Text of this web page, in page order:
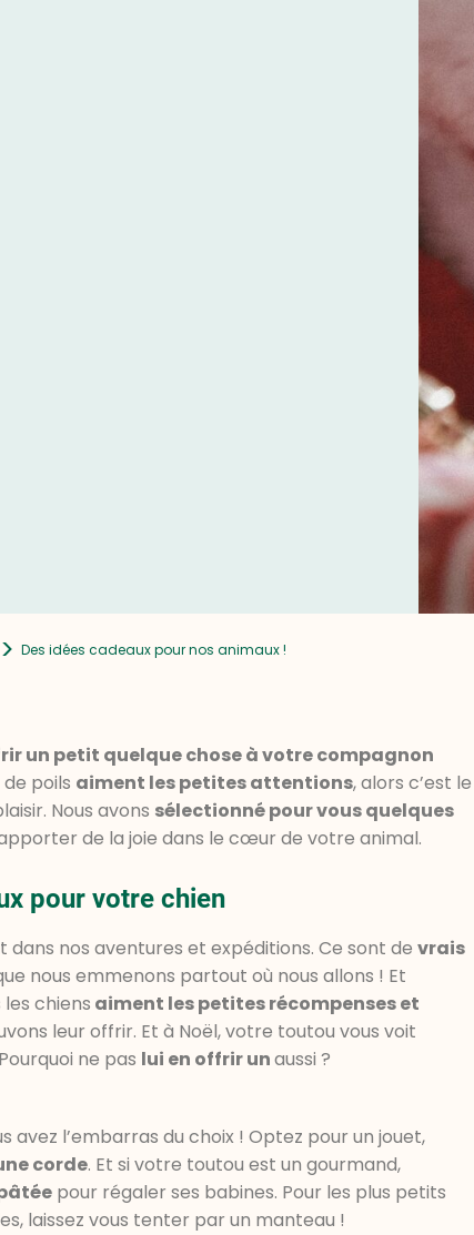
> Des idées cadeaux pour nos animaux !
un petit quelque chose à votre compagnon
poils aiment les petites attentions, alors c’est le
Nous avons sélectionné pour vous quelques
de la joie dans le cœur de votre animal.
pour votre chien
dans nos aventures et expéditions. Ce sont de vrais
nous emmenons partout où nous allons ! Et
chiens aiment les petites récompenses et
leur offrir. Et à Noël, votre toutou vous voit
ne pas lui en offrir unaussi ?
avez l’embarras du choix ! Optez pour un jouet,
corde. Et si votre toutou est un gourmand,
pour régaler ses babines. Pour les plus petits
laissez vous tenter par un manteau !